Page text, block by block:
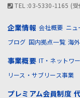
TEL :03-5330-1165 (
企業情報 会社概要 ニュ
ブログ 国内拠点一覧 海
事業概要 IT・ネットワ
リース・サブリース事業
プレミアム会員制度